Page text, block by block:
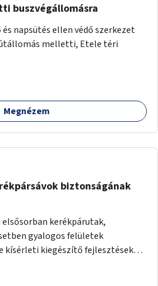
buszvégállomásra
napsütés ellen védő szerkezet
melletti, Etele téri
Megnézem
biztonságának
kerékpárutak,
gyalogos felületek
kiegészítő fejlesztésekkel